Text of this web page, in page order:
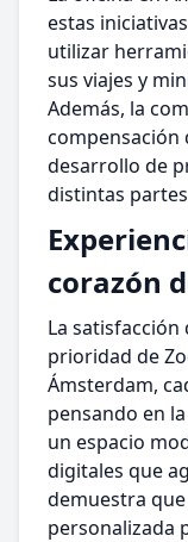
estas
utilizar
sus viajes y
Además, la
compensación
desarrollo de
distintas
corazón
La satisfacción
prioridad de
Ámsterdam,
pensando en
un espacio
digitales que
demuestra
personalizada